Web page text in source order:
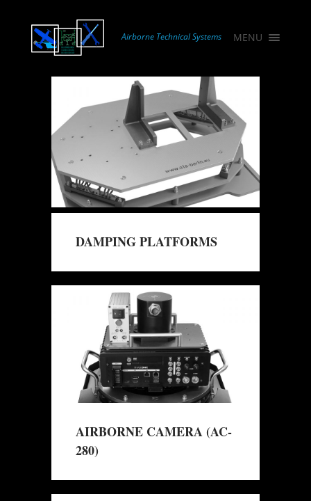
Airborne Technical Systems MENU ×
ABOUT ATS
PRODUCTS
REFERENCES
CONTACT
SITE NOTICE
DAMPING PLATFORMS
Mehr erfahren →
AIRBORNE CAMERA (AC-
280)
Mehr erfahren →